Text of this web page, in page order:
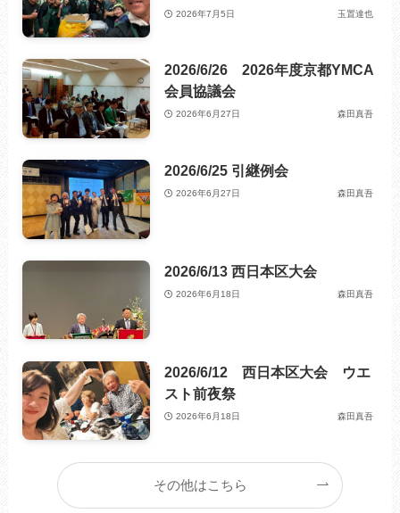
2026年7月5日 玉置達也
2026/6/26 2026年度京都YMCA
会員協議会
2026年6月27日 森田真吾
2026/6/25 引継例会
2026年6月27日 森田真吾
2026/6/13 西日本区大会
2026年6月18日 森田真吾
2026/6/12 西日本区大会 ウエ
スト前夜祭
2026年6月18日 森田真吾
その他はこちら